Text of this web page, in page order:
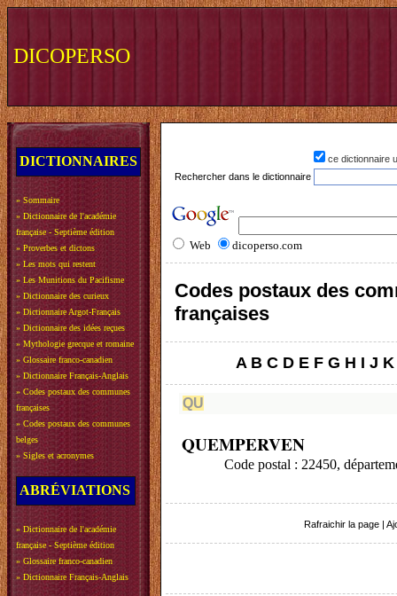
DICOPERSO
DICTIONNAIRES
» Sommaire
» Dictionnaire de l'académie
française - Septième édition
» Proverbes et dictons
» Les mots qui restent
» Les Munitions du Pacifisme
» Dictionnaire des curieux
» Dictionnaire Argot-Français
» Dictionnaire des idées reçues
» Mythologie grecque et romaine
» Glossaire franco-canadien
» Dictionnaire Français-Anglais
» Codes postaux des communes
françaises
» Codes postaux des communes
belges
» Sigles et acronymes
ABRÉVIATIONS
» Dictionnaire de l'académie
française - Septième édition
» Glossaire franco-canadien
» Dictionnaire Français-Anglais
ce dictionnaire
Rechercher dans le dictionnaire
Web dicoperso.com
Codes postaux des
françaises
A B C D E F G H I J K
QU
QUEMPERVEN
Code postal : 22450,
Rafraichir la page